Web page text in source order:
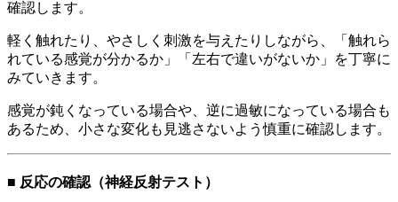
確認します。
軽く触れたり、やさしく刺激を与えたりしながら、「触れら
れている感覚が分かるか」「左右で違いがないか」を丁寧に
みていきます。
感覚が鈍くなっている場合や、逆に過敏になっている場合も
あるため、小さな変化も見逃さないよう慎重に確認します。
■ 反応の確認（神経反射テスト）